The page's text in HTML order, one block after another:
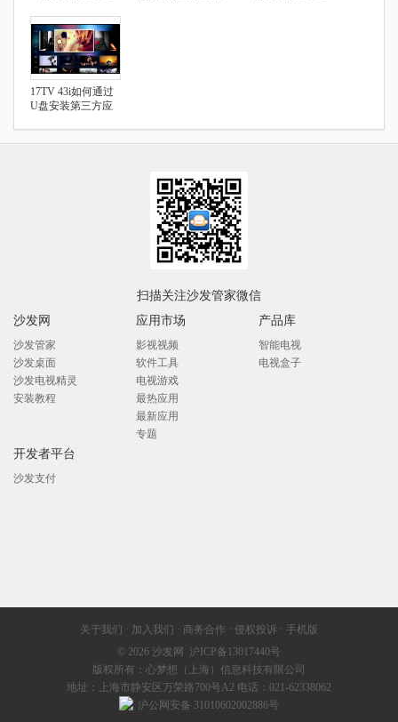
17TV 43i如何通过
U盘安装第三方应
扫描关注沙发管家微信
沙发网
沙发管家
沙发桌面
沙发电视精灵
安装教程
应用市场
影视视频
软件工具
电视游戏
最热应用
最新应用
专题
产品库
智能电视
电视盒子
开发者平台
沙发支付
关于我们 · 加入我们 · 商务合作 · 侵权投诉 · 手机版
© 2026 沙发网 沪ICP备13017440号
版权所有：心梦想（上海）信息科技有限公司
地址：上海市静安区万荣路700号A2 电话：021-62338062
沪公网安备 31010602002886号